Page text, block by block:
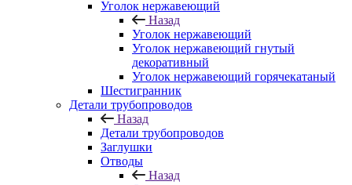
Уголок нержавеющий
Назад
Уголок нержавеющий
Уголок нержавеющий гнутый
декоративный
Уголок нержавеющий горячекатаный
Шестигранник
Детали трубопроводов
Назад
Детали трубопроводов
Заглушки
Отводы
Назад